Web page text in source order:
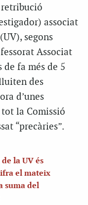
retribució
associat
segons
Associat
fa més de 5
des
d’unes
la Comissió
“precàries”.
la UV és
el mateix
suma del